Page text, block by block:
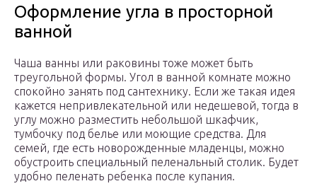
Оформление угла в просторной
ванной
Чаша ванны или раковины тоже может быть
треугольной формы. Угол в ванной комнате можно
спокойно занять под сантехнику. Если же такая идея
кажется непривлекательной или недешевой, тогда в
углу можно разместить небольшой шкафчик,
тумбочку под белье или моющие средства. Для
семей, где есть новорожденные младенцы, можно
обустроить специальный пеленальный столик. Будет
удобно пеленать ребенка после купания.